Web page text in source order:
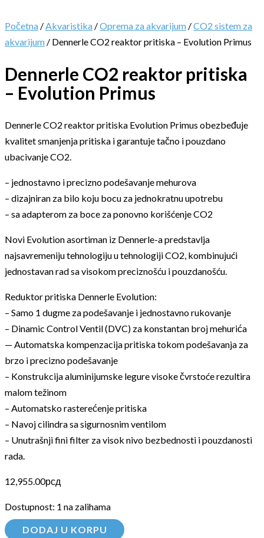
Početna /Akvaristika /Oprema za akvarijum /CO2 sistem za
akvarijum / Dennerle CO2 reaktor pritiska – Evolution Primus
Dennerle CO2 reaktor pritiska
– Evolution Primus
Dennerle CO2 reaktor pritiska Evolution Primus obezbeđuje
kvalitet smanjenja pritiska i garantuje tačno i pouzdano
ubacivanje CO2.
– jednostavno i precizno podešavanje mehurova
– dizajniran za bilo koju bocu za jednokratnu upotrebu
– sa adapterom za boce za ponovno korišćenje CO2
Novi Evolution asortiman iz Dennerle-a predstavlja
najsavremeniju tehnologiju u tehnologiji CO2, kombinujući
jednostavan rad sa visokom preciznošću i pouzdanošću.
Reduktor pritiska Dennerle Evolution:
– Samo 1 dugme za podešavanje i jednostavno rukovanje
– Dinamic Control Ventil (DVC) za konstantan broj mehurića
— Automatska kompenzacija pritiska tokom podešavanja za
brzo i precizno podešavanje
– Konstrukcija aluminijumske legure visoke čvrstoće rezultira
malom težinom
– Automatsko rasterećenje pritiska
– Navoj cilindra sa sigurnosnim ventilom
– Unutrašnji fini filter za visok nivo bezbednosti i pouzdanosti
rada.
12,955.00рсд
Dostupnost: 1 na zalihama
DODAJ U KORPU